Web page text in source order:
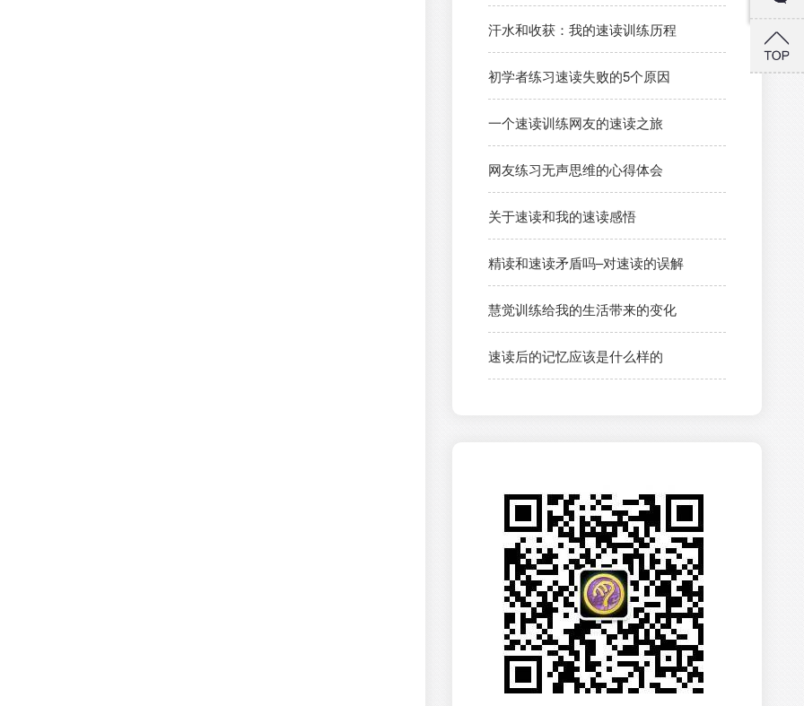
汗水和收获：我的速读训练历程
初学者练习速读失败的5个原因
一个速读训练网友的速读之旅
网友练习无声思维的心得体会
关于速读和我的速读感悟
精读和速读矛盾吗–对速读的误解
慧觉训练给我的生活带来的变化
速读后的记忆应该是什么样的